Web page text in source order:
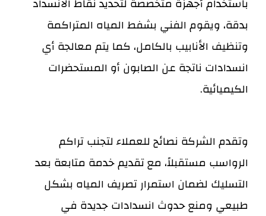
بدقة، ويقوم الفني بشفط المياه المتراكمة
وتنظيف الأنابيب بالكامل، كما يتم معالجة أي
انسدادات ناتجة عن الصابون أو المستحضرات
الكيميائية.
وتقدم الشركة نصائح للعملاء لتجنب تراكم
الرواسب مستقبلاً، مع تقديم خدمة متابعة بعد
التسليك لضمان استمرار تصريف المياه بشكل
طبيعي ومنع حدوث انسدادات جديدة في